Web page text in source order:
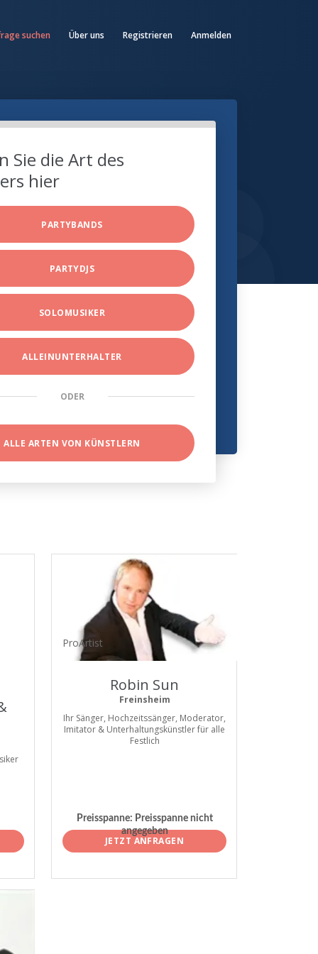
suchen Über uns Registrieren Anmelden
Sie die Art des
hier
PARTYBANDS
PARTYDJS
SOLOMUSIKER
ALLEINUNTERHALTER
ODER
ALLE ARTEN VON KÜNSTLERN
ProArtist
Robin Sun
Freinsheim
Ihr Sänger, Hochzeitssänger, Moderator,
Imitator & Unterhaltungskünstler für alle
Festlich
Preisspanne: Preisspanne nicht
angegeben
JETZT ANFRAGEN